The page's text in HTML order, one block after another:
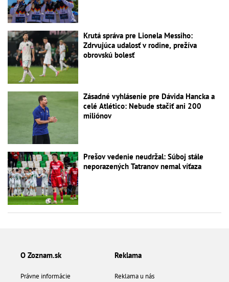
Krutá správa pre Lionela Messiho:
Zdrvujúca udalosť v rodine, prežíva
obrovskú bolesť
Zásadné vyhlásenie pre Dávida Hancka a
celé Atlético: Nebude stačiť ani 200
miliónov
Prešov vedenie neudržal: Súboj stále
neporazených Tatranov nemal víťaza
O Zoznam.sk
Právne informácie
Reklama
Reklama u nás